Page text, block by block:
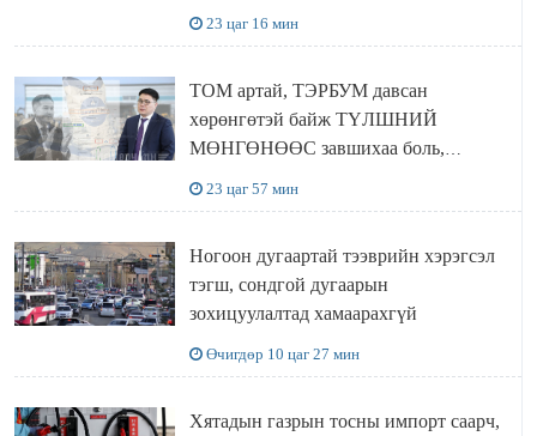
23 цаг 16 мин
ТОМ артай, ТЭРБУМ давсан
хөрөнгөтэй байж ТҮЛШНИЙ
МӨНГӨНӨӨС завшихаа боль,
23 цаг 57 мин
Ногоон дугаартай тээврийн хэрэгсэл
тэгш, сондгой дугаарын
зохицуулалтад хамаарахгүй
Өчигдөр 10 цаг 27 мин
Хятадын газрын тосны импорт саарч,